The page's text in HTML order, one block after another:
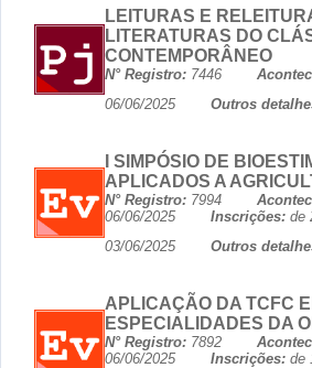
LEITURAS E
LITERATURAS DO
CONTEMPORÂNEO
N° Registro: 7446
06/06/2025 Outros
I SIMPÓSIO DE
APLICADOS A
N° Registro: 7994
06/06/2025 Inscrições: de
03/06/2025 Outros
APLICAÇÃO DA TCFC
ESPECIALIDADES DA
N° Registro: 7892
06/06/2025 Inscrições: de